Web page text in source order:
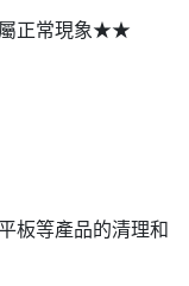
正常現象★★
板等產品的清理和